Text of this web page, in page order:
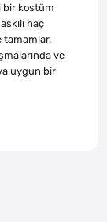
bir kostüm
haç
tamamlar.
ve
uygun bir